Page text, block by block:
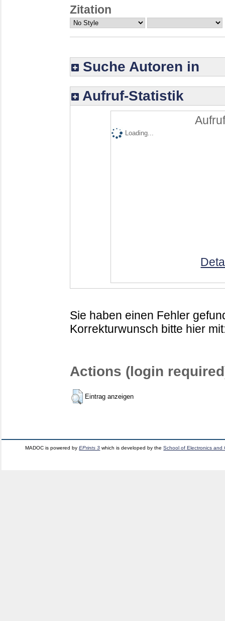
Zitation
Suche Autoren in
Aufruf-Statistik
Loading...
Sie haben einen Fehler
Korrekturwunsch bitte hier
Actions (login
Eintrag anzeigen
MADOC is powered byEPrints 3 which is developed by theSchool of Electronics and